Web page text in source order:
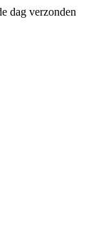
dag verzonden